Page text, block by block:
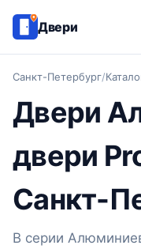
Двери
Санкт-Петербург/
Двери
двери
Санкт-
В серии